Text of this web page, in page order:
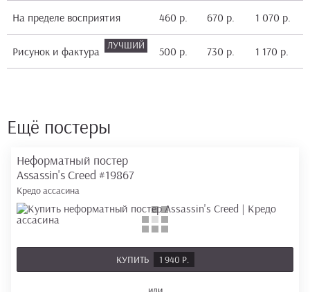
На пределе восприятия 460 р. 670 р. 1 070 р.
Рисунок и фактура 500 р. 730 р. 1 170 р.
Ещё постеры
Неформатный постер
Assassin's Creed #19867
Кредо ассасина
КУПИТЬ 1 940 Р.